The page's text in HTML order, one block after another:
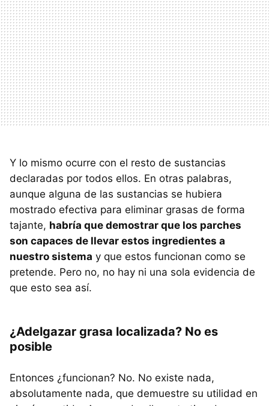
Y lo mismo ocurre con el resto de sustancias
declaradas por todos ellos. En otras palabras,
aunque alguna de las sustancias se hubiera
mostrado efectiva para eliminar grasas de forma
tajante, habría que demostrar que los parches
son capaces de llevar estos ingredientes a
nuestro sistema y que estos funcionan como se
pretende. Pero no, no hay ni una sola evidencia de
que esto sea así.
¿Adelgazar grasa localizada? No es
posible
Entonces ¿funcionan? No. No existe nada,
absolutamente nada, que demuestre su utilidad en